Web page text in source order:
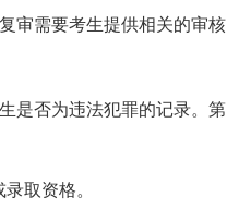
审需要考生提供相关的审核
是否为违法犯罪的记录。第
取资格。